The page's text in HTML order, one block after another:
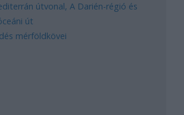
útvonal, A Darién-régió és
út
mérföldkövei